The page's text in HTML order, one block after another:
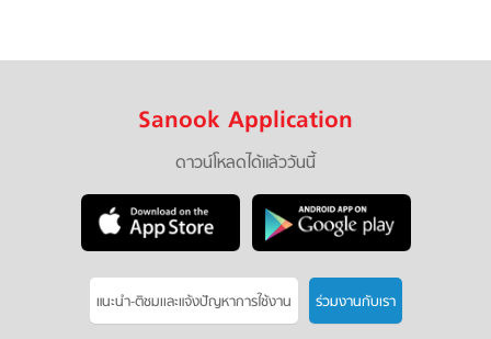
Sanook Application
ดาวน์โหลดได้แล้ววันนี้
แนะนำ-ติชมเเละแจ้งปัญหาการใช้งาน ร่วมงานกับเรา